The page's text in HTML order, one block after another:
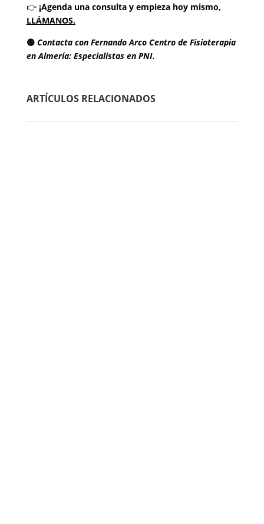
👉 ¡Agenda una consulta y empieza hoy mismo,
LLÁMANOS.
🟢 Contacta con Fernando Arco Centro de Fisioterapia
en Almería: Especialistas en PNI.
ARTÍCULOS RELACIONADOS